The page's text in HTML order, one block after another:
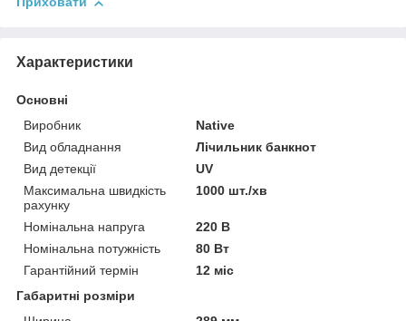
Характеристики
Основні
Виробник
Native
Вид обладнання
Лічильник банкнот
Вид детекції
UV
Максимальна швидкість
рахунку
1000 шт./хв
Номінальна напруга
220 В
Номінальна потужність
80 Вт
Гарантійний термін
12 міс
Габаритні розміри